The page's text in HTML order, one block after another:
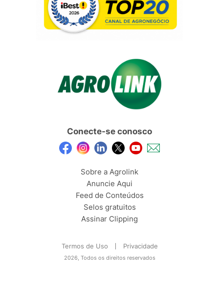
Conecte-se conosco
Sobre a Agrolink
Anuncie Aqui
Feed de Conteúdos
Selos gratuitos
Assinar Clipping
Termos de Uso Privacidade
2026, Todos os direitos reservados